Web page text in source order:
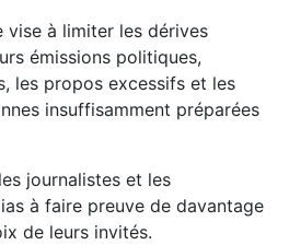
vise à limiter les dérives
émissions politiques,
les propos excessifs et les
insuffisamment préparées
journalistes et les
à faire preuve de davantage
de leurs invités.